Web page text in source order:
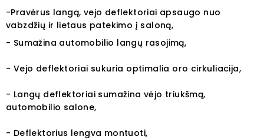
-Pravėrus langą, vejo deflektoriai apsaugo nuo
vabzdžių ir lietaus patekimo į saloną,
- Sumažina automobilio langų rasojimą,
- Vejo deflektoriai sukuria optimalia oro cirkuliacija,
- Langų deflektoriai sumažina vėjo triukšmą,
automobilio salone,
- Deflektorius lengva montuoti,